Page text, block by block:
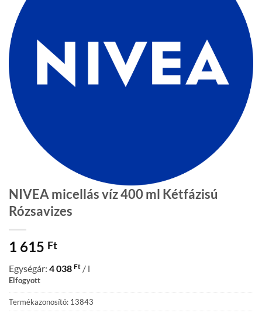
NIVEA micellás víz 400 ml Kétfázisú
Rózsavizes
1 615 Ft
Egységár: 4 038 Ft / l
Elfogyott
Termékazonosító: 13843